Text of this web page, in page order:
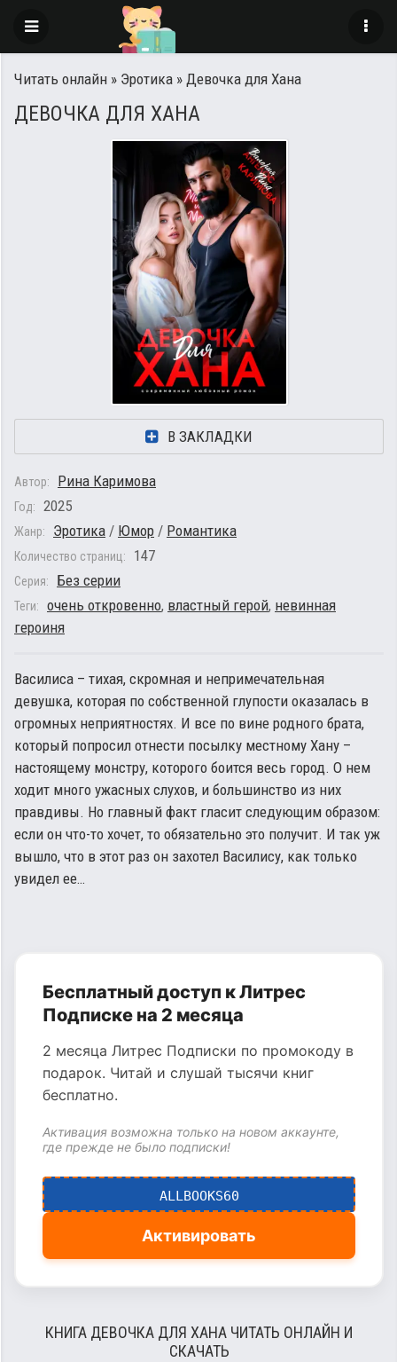
Читать онлайн » Эротика » Девочка для Хана
ДЕВОЧКА ДЛЯ ХАНА
В ЗАКЛАДКИ
Автор: Рина Каримова
Год: 2025
Жанр: Эротика / Юмор / Романтика
Количество страниц: 147
Серия: Без серии
Теги: очень откровенно, властный герой, невинная
героиня
Василиса – тихая, скромная и непримечательная
девушка, которая по собственной глупости оказалась в
огромных неприятностях. И все по вине родного брата,
который попросил отнести посылку местному Хану –
настоящему монстру, которого боится весь город. О нем
ходит много ужасных слухов, и большинство из них
правдивы. Но главный факт гласит следующим образом:
если он что-то хочет, то обязательно это получит. И так уж
вышло, что в этот раз он захотел Василису, как только
увидел ее…
Бесплатный доступ к Литрес
Подписке на 2 месяца
2 месяца Литрес Подписки по промокоду в
подарок. Читай и слушай тысячи книг
бесплатно.
Активация возможна только на новом аккаунте,
где прежде не было подписки!
ALLBOOKS60
Активировать
КНИГА ДЕВОЧКА ДЛЯ ХАНА ЧИТАТЬ ОНЛАЙН И
СКАЧАТЬ